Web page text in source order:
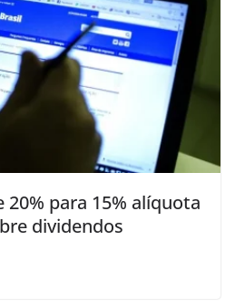
20% para 15% alíquota
dividendos